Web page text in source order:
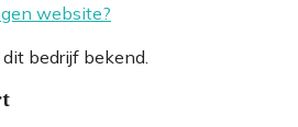
website?
bedrijf bekend.